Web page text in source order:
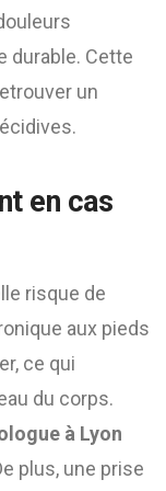
durable. Cette
un
en cas
risque de
aux pieds
ce qui
du corps.
à Lyon
plus, une prise